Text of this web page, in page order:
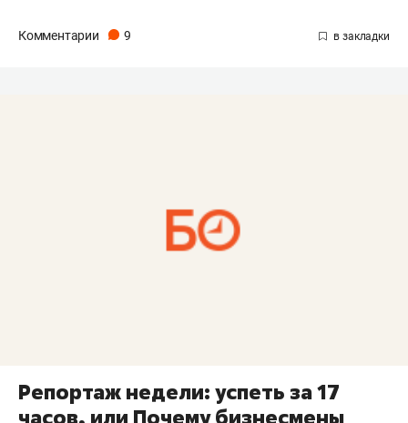
Комментарии 9
Репортаж недели: успеть за 17